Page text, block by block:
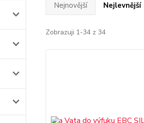
Nejnovější Nejlevnější
Zobrazuji 1-34 z 34